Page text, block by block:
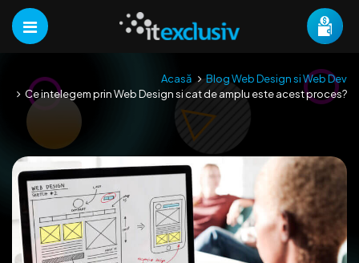
Acasă
Blog Web Design si Web Dev
Ce intelegem prin Web Design si cat de amplu este acest proces?